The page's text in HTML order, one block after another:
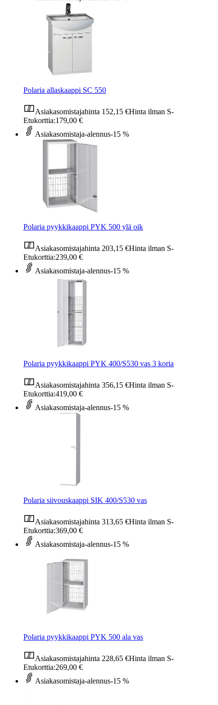
Polaria allaskaappi SC 550
Asiakasomistajahinta 152,15 €Hinta ilman S-
Etukorttia:179,00 €
Asiakasomistaja-alennus-15 %
Polaria pyykkikaappi PYK 500 ylä oik
Asiakasomistajahinta 203,15 €Hinta ilman S-
Etukorttia:239,00 €
Asiakasomistaja-alennus-15 %
Polaria pyykkikaappi PYK 400/S530 vas 3 koria
Asiakasomistajahinta 356,15 €Hinta ilman S-
Etukorttia:419,00 €
Asiakasomistaja-alennus-15 %
Polaria siivouskaappi SIK 400/S530 vas
Asiakasomistajahinta 313,65 €Hinta ilman S-
Etukorttia:369,00 €
Asiakasomistaja-alennus-15 %
Polaria pyykkikaappi PYK 500 ala vas
Asiakasomistajahinta 228,65 €Hinta ilman S-
Etukorttia:269,00 €
Asiakasomistaja-alennus-15 %